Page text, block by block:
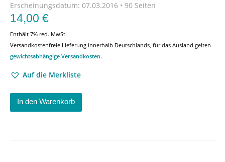
Erscheinungsdatum: 07.03.2016 • 90 Seiten
14,00 €
Enthält 7% red. MwSt.
Versandkostenfreie Lieferung innerhalb Deutschlands, für das Ausland gelten
gewichtsabhängige Versandkosten.
Auf die Merkliste
In den Warenkorb